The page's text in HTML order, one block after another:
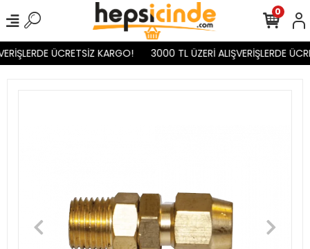
ÜCRETSİZ KARGO! 3000 TL ÜZERİ ALIŞVERİŞLERDE
0